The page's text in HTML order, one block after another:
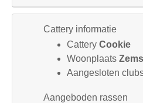
Cattery informatie
Cattery Cookie
Woonplaats
Aangesloten
Aangeboden rassen